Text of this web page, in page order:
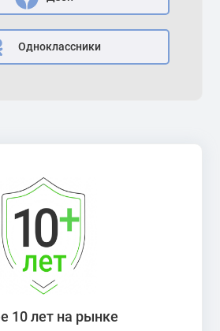
Одноклассники
10 лет на рынке